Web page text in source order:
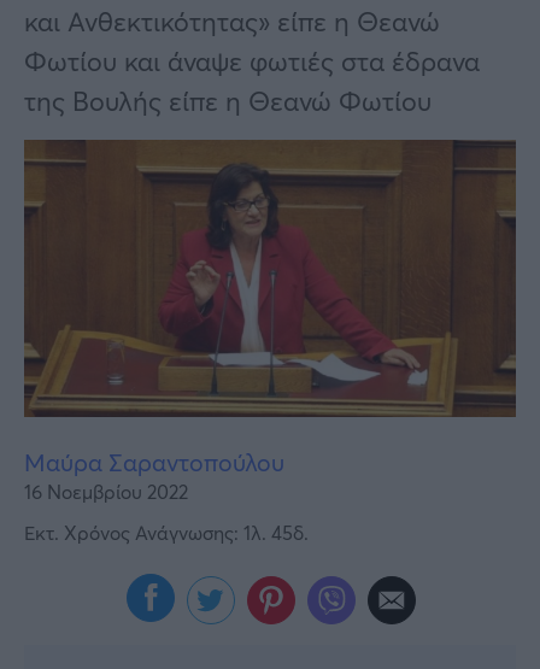
ΕΣΠΑ
Lifestyle
Αθλητικά
Υγεία
Γυναίκα
και Ανθεκτικότητας» είπε η Θεανώ
Φωτίου και άναψε φωτιές στα έδρανα
της Βουλής είπε η Θεανώ Φωτίου
Μαύρα Σαραντοπούλου
16 Νοεμβρίου 2022
Εκτ. Χρόνος Ανάγνωσης: 1λ. 45δ.